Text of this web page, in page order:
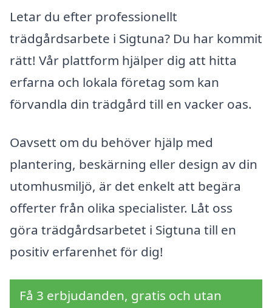
Letar du efter professionellt
trädgårdsarbete i Sigtuna? Du har kommit
rätt! Vår plattform hjälper dig att hitta
erfarna och lokala företag som kan
förvandla din trädgård till en vacker oas.
Oavsett om du behöver hjälp med
plantering, beskärning eller design av din
utomhusmiljö, är det enkelt att begära
offerter från olika specialister. Låt oss
göra trädgårdsarbetet i Sigtuna till en
positiv erfarenhet för dig!
Få 3 erbjudanden, gratis och utan